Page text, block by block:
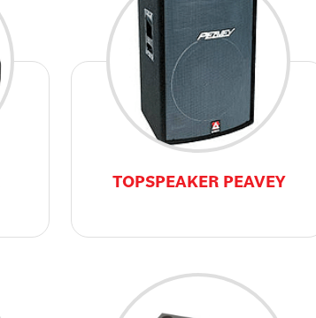
TOPSPEAKER PEAVEY